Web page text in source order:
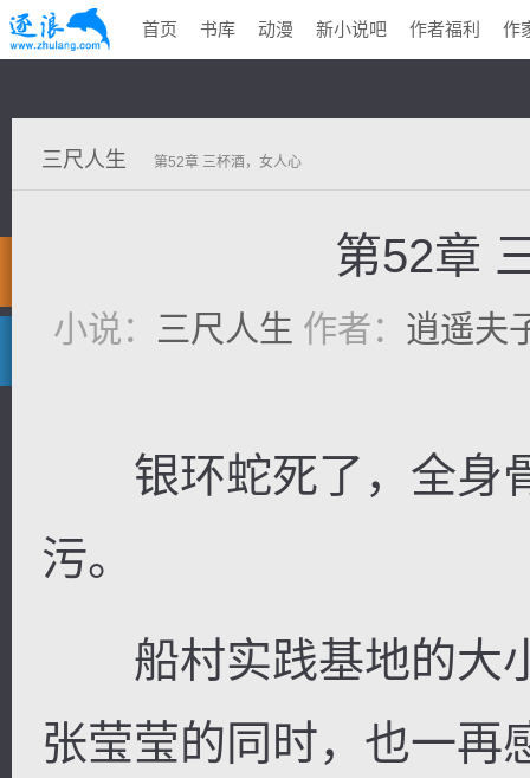
首页 书库 动漫 新小说吧 作者福利 作
三尺人生 第52章 三杯酒，女人心
第52章
小说： 三尺人生 作者： 逍遥夫
银环蛇死了，全身
污。
船村实践基地的大
张莹莹的同时，也一再